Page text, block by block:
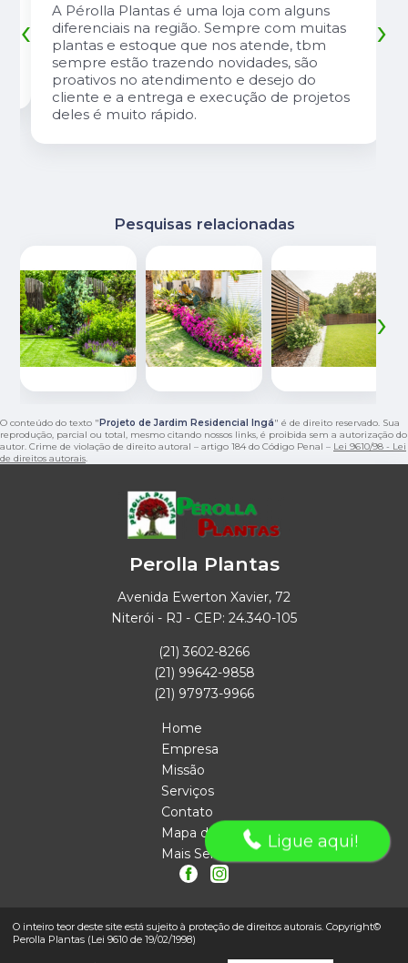
A Pérolla Plantas é uma loja com alguns
diferenciais na região. Sempre com muitas
plantas e estoque que nos atende, tbm
sempre estão trazendo novidades, são
proativos no atendimento e desejo do
cliente e a entrega e execução de projetos
deles é muito rápido.
‹ ›
Pesquisas relacionadas
‹ ›
O conteúdo do texto "Projeto de Jardim Residencial Ingá" é de direito reservado. Sua
reprodução, parcial ou total, mesmo citando nossos links, é proibida sem a autorização do
autor. Crime de violação de direito autoral – artigo 184 do Código Penal – Lei 9610/98 - Lei
de direitos autorais.
Perolla Plantas
Avenida Ewerton Xavier, 72
Niterói - RJ - CEP: 24.340-105
(21) 3602-8266
(21) 99642-9858
(21) 97973-9966
Home
Empresa
Missão
Serviços
Contato
Mapa do site
Mais Serviços
O inteiro teor deste site está sujeito à proteção de direitos autorais. Copyright©
Perolla Plantas (Lei 9610 de 19/02/1998)
Ligue aqui!